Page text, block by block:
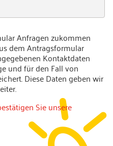
Anfragen zukommen
dem Antragsformular
Kontaktdaten
und für den Fall von
Diese Daten geben wir
Sie unsere